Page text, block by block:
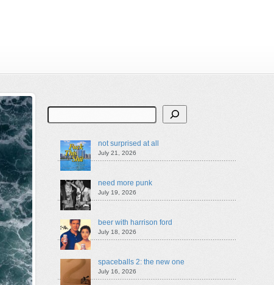
Search
not surprised at all
July 21, 2026
need more punk
July 19, 2026
beer with harrison ford
July 18, 2026
spaceballs 2: the new one
July 16, 2026